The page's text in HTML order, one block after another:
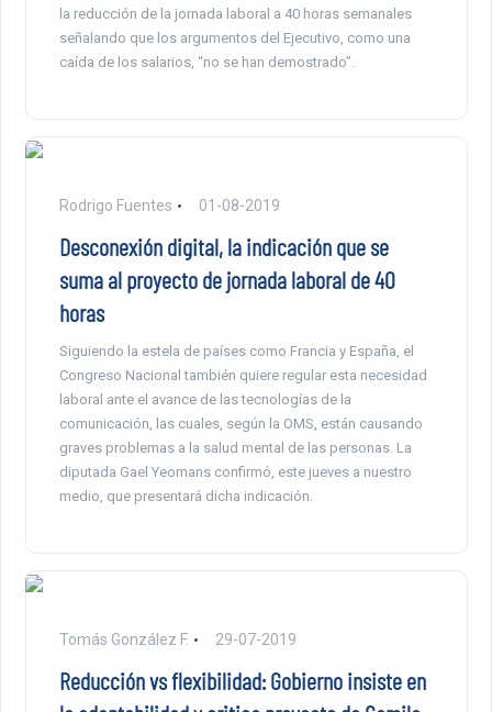
la reducción de la jornada laboral a 40 horas semanales
señalando que los argumentos del Ejecutivo, como una
caída de los salarios, “no se han demostrado”.
Rodrigo Fuentes 01-08-2019
Desconexión digital, la indicación que se
suma al proyecto de jornada laboral de 40
horas
Siguiendo la estela de países como Francia y España, el
Congreso Nacional también quiere regular esta necesidad
laboral ante el avance de las tecnologías de la
comunicación, las cuales, según la OMS, están causando
graves problemas a la salud mental de las personas. La
diputada Gael Yeomans confirmó, este jueves a nuestro
medio, que presentará dicha indicación.
Tomás González F. 29-07-2019
Reducción vs flexibilidad: Gobierno insiste en